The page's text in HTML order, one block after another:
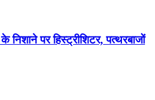
निशाने पर हिस्ट्रीशिटर, पत्थरबाजों